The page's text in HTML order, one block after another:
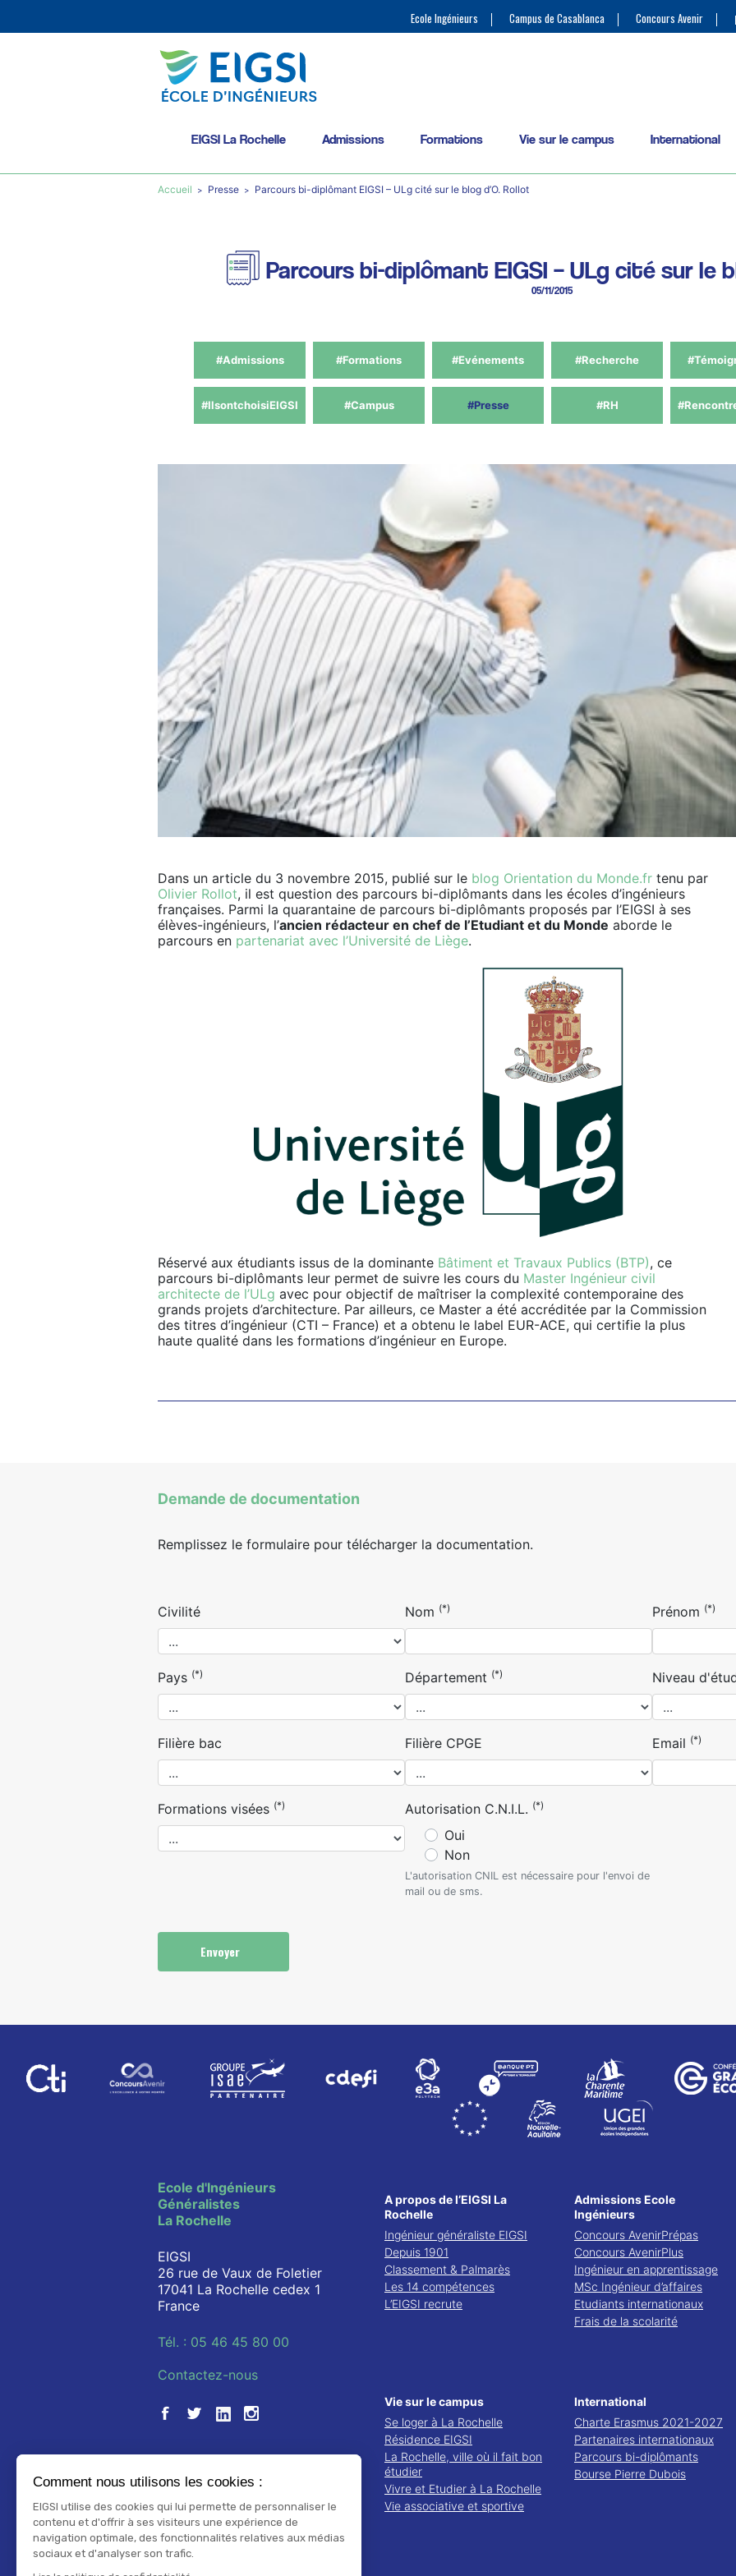
Ecole Ingénieurs Campus de Casablanca Concours Avenir
EIGSI La Rochelle Admissions Formations Vie sur le campus International
Accueil Presse Parcours bi-diplômant EIGSI – ULg cité sur le blog d’O. Rollot
Parcours bi-diplômant EIGSI – ULg cité sur le
05/11/2015
#Admissions #Formations #Evénements #Recherche
#IlsontchoisiEIGSI #Campus #Presse #RH
Dans un article du 3 novembre 2015, publié sur le blog Orientation du Monde.fr tenu par
Olivier Rollot, il est question des parcours bi-diplômants dans les écoles d’ingénieurs
françaises. Parmi la quarantaine de parcours bi-diplômants proposés par l’EIGSI à ses
élèves-ingénieurs, l’ancien rédacteur en chef de l’Etudiant et du Monde aborde le
parcours en partenariat avec l’Université de Liège.
Réservé aux étudiants issus de la dominante Bâtiment et Travaux Publics (BTP), ce
parcours bi-diplômants leur permet de suivre les cours du Master Ingénieur civil
architecte de l’ULg avec pour objectif de maîtriser la complexité contemporaine des
grands projets d’architecture. Par ailleurs, ce Master a été accréditée par la Commission
des titres d’ingénieur (CTI – France) et a obtenu le label EUR-ACE, qui certifie la plus
haute qualité dans les formations d’ingénieur en Europe.
Demande de documentation
Remplissez le formulaire pour télécharger la documentation.
Civilité Nom (*) Prénom (*)
Pays (*) Département (*) Niveau
Filière bac Filière CPGE Email (*)
Formations visées (*) Autorisation C.N.I.L. (*)
Oui
Non
L'autorisation CNIL est nécessaire pour l'envoi de
mail ou de sms.
Envoyer
Ecole d'Ingénieurs
Généralistes
La Rochelle
EIGSI
26 rue de Vaux de Foletier
17041 La Rochelle cedex 1
France
Tél. : 05 46 45 80 00
Contactez-nous
A propos de l’EIGSI La
Rochelle
Ingénieur généraliste EIGSI
Depuis 1901
Classement & Palmarès
Les 14 compétences
L’EIGSI recrute
Admissions Ecole
Ingénieurs
Concours AvenirPrépas
Concours AvenirPlus
Ingénieur en apprentissage
MSc Ingénieur d’affaires
Etudiants internationaux
Frais de la scolarité
Vie sur le campus
Se loger à La Rochelle
Résidence EIGSI
La Rochelle, ville où il fait bon
étudier
Vivre et Etudier à La Rochelle
Vie associative et sportive
International
Charte Erasmus 2021-2027
Partenaires internationaux
Parcours bi-diplômants
Bourse Pierre Dubois
Comment nous utilisons les cookies :
EIGSI utilise des cookies qui lui permette de personnaliser le
contenu et d'offrir à ses visiteurs une expérience de
navigation optimale, des fonctionnalités relatives aux médias
sociaux et d'analyser son trafic.